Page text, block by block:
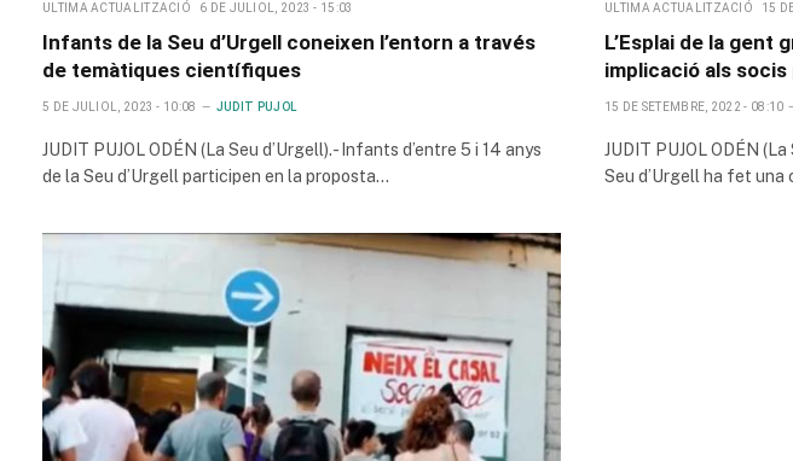
ULTIMA ACTUALITZACIÓ 6 DE JULIOL, 2023 - 15:03
Infants de la Seu d’Urgell coneixen l’entorn a través
de temàtiques científiques
5 DE JULIOL, 2023 - 10:08 JUDIT PUJOL
JUDIT PUJOL ODÉN (La Seu d’Urgell).- Infants d’entre 5 i 14 anys
de la Seu d’Urgell participen en la proposta…
ULTIMA ACTUALITZACIÓ 15
L’Esplai de la gent
implicació als
15 DE SETEMBRE, 2022 - 08:10
JUDIT PUJOL ODÉN
Seu d’Urgell ha fet una